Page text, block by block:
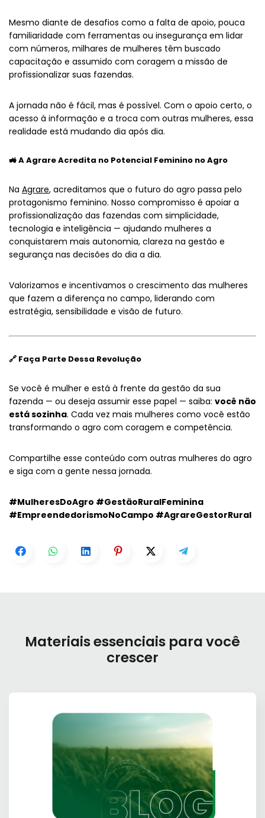
Mesmo diante de desafios como a falta de apoio, pouca
familiaridade com ferramentas ou insegurança em lidar
com números, milhares de mulheres têm buscado
capacitação e assumido com coragem a missão de
profissionalizar suas fazendas.
A jornada não é fácil, mas é possível. Com o apoio certo, o
acesso à informação e a troca com outras mulheres, essa
realidade está mudando dia após dia.
🚜 A Agrare Acredita no Potencial Feminino no Agro
Na Agrare, acreditamos que o futuro do agro passa pelo
protagonismo feminino. Nosso compromisso é apoiar a
profissionalização das fazendas com simplicidade,
tecnologia e inteligência — ajudando mulheres a
conquistarem mais autonomia, clareza na gestão e
segurança nas decisões do dia a dia.
Valorizamos e incentivamos o crescimento das mulheres
que fazem a diferença no campo, liderando com
estratégia, sensibilidade e visão de futuro.
🔗 Faça Parte Dessa Revolução
Se você é mulher e está à frente da gestão da sua
fazenda — ou deseja assumir esse papel — saiba: você não
está sozinha. Cada vez mais mulheres como você estão
transformando o agro com coragem e competência.
Compartilhe esse conteúdo com outras mulheres do agro
e siga com a gente nessa jornada.
#MulheresDoAgro #GestãoRuralFeminina
#EmpreendedorismoNoCampo #AgrareGestorRural
Materiais essenciais para você
crescer